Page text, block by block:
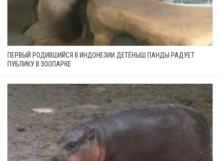
ПЕРВЫЙ РОДИВШИЙСЯ В ИНДОНЕЗИИ ДЕТЁНЫШ ПАНДЫ РАДУЕТ
ПУБЛИКУ В ЗООПАРКЕ